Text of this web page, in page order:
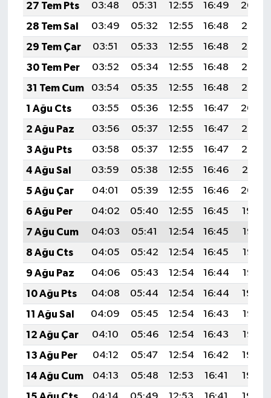
27 Tem Pts
03:48 05:31 12:55 16:49
20:09
28 Tem Sal
03:49 05:32 12:55 16:48
20:08
29 Tem Çar
03:51 05:33 12:55 16:48
20:07
30 Tem Per
03:52 05:34 12:55 16:48
20:06
31 Tem Cum
03:54 05:35 12:55 16:48
20:05
1 Ağu Cts
03:55 05:36 12:55 16:47
20:04
2 Ağu Paz
03:56 05:37 12:55 16:47
20:03
3 Ağu Pts
03:58 05:37 12:55 16:47
20:02
4 Ağu Sal
03:59 05:38 12:55 16:46
20:01
5 Ağu Çar
04:01 05:39 12:55 16:46
20:00
6 Ağu Per
04:02 05:40 12:55 16:45
19:59
7 Ağu Cum
04:03 05:41 12:54 16:45
19:58
8 Ağu Cts
04:05 05:42 12:54 16:45
19:57
9 Ağu Paz
04:06 05:43 12:54 16:44
19:55
10 Ağu Pts
04:08 05:44 12:54 16:44
19:54
11 Ağu Sal
04:09 05:45 12:54 16:43
19:53
12 Ağu Çar
04:10 05:46 12:54 16:43
19:52
13 Ağu Per
04:12 05:47 12:54 16:42
19:50
14 Ağu Cum
04:13 05:48 12:53 16:41
19:49